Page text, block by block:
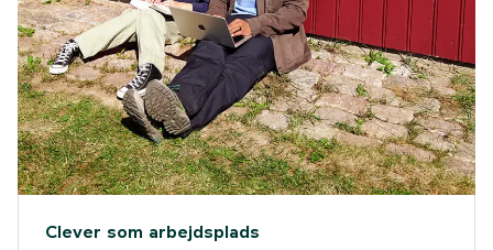
Clever som arbejdsplads